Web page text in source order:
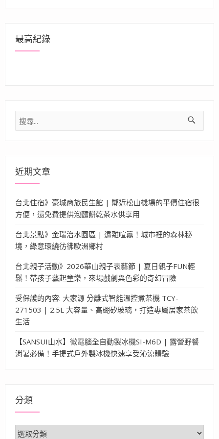
最高紀錄
搜
尋
近期文章
台北住宿》豪城商旅民生館 | 鄰近松山機場的平價住宿很
方便，還免費提供泡麵餅乾茶水供享用
台北景點》金瑞治水園區 | 遠離喧囂！城市裡的森林秘
境，綠意環繞彷彿歐洲鄉村
台北親子活動》2026華山親子表藝節 | 夏日親子FUN輕
鬆！帶孩子藝起童樂，來場戲劇與色彩的奇幻冒險
受保護的內容: 大家源 分離式智能溫控煮茶機 TCY-
271503 | 2.5L 大容量、高硼矽玻璃，打造專屬居家茶飲
生活
【SANSUI山水】微電腦全自動製冰機SI-M6D | 露營野餐
消暑必備！手提式戶外製冰機快速享受沁涼體驗
分類
分